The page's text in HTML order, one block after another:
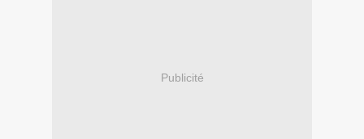
Publicité